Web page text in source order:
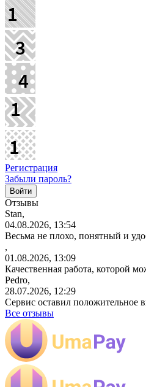
Регистрация
Забыли пароль?
Отзывы
Stan,
04.08.2026, 13:54
Весьма не плохо, понятный и
,
01.08.2026, 13:09
Качественная работа, которой
Pedro,
28.07.2026, 12:29
Сервис оставил положительное
Все отзывы